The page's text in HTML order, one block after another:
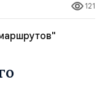
началах —
за
121